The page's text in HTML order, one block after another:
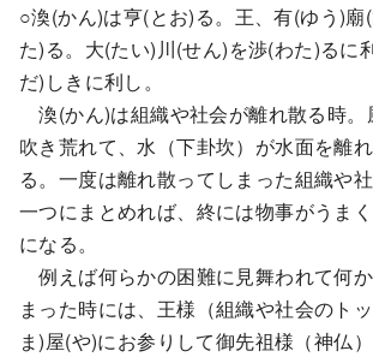
○渙(かん)は亨(とお)る。王、有(ゆう)廟
た)る。大(たい)川(せん)を渉(わた)るに
だ)しきに利し。
渙(かん)は組織や社会が離れ散る時。
吹き荒れて、水（下卦坎）が水面を離
る。一度は離れ散ってしまった組織や
一つにまとめれば、終には物事がうま
になる。
例えば何らかの困難に見舞われて何
まった時には、王様（組織や社会のト
ま)屋(や)にお参りして御先祖様（神仏